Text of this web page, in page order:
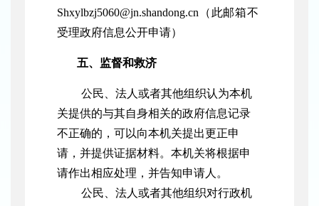
Shxylbzj5060@jn.shandong.cn （此邮箱不
受理政府信息公开申请）
五、监督和救济
公民、法人或者其他组织认为本机
关提供的与其自身相关的政府信息记录
不正确的，可以向本机关提出更正申
请，并提供证据材料。本机关将根据申
请作出相应处理，并告知申请人。
公民、法人或者其他组织对行政机